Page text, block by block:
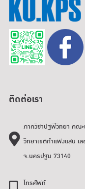
ติดต่อเรา
ภาควิชาปฐพีวิทยา คณ
วิทยาเขตกำแพงแสน
จ.นครปฐม 73140
โทรศัพท์